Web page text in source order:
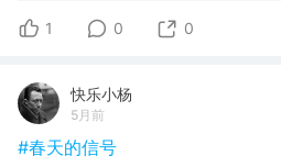
1 0 0
快乐小杨
5月前
#春天的信号